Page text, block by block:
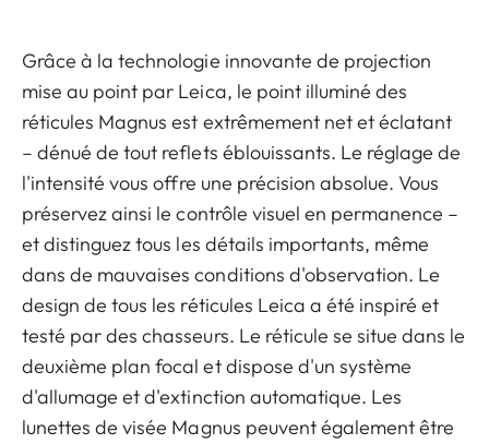
Grâce à la technologie innovante de projection
mise au point par Leica, le point illuminé des
réticules Magnus est extrêmement net et éclatant
– dénué de tout reflets éblouissants. Le réglage de
l'intensité vous offre une précision absolue. Vous
préservez ainsi le contrôle visuel en permanence –
et distinguez tous les détails importants, même
dans de mauvaises conditions d'observation. Le
design de tous les réticules Leica a été inspiré et
testé par des chasseurs. Le réticule se situe dans le
deuxième plan focal et dispose d'un système
d'allumage et d'extinction automatique. Les
lunettes de visée Magnus peuvent également être